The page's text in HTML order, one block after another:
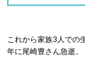
これから家族3人での
年に尾崎豊さん急逝。